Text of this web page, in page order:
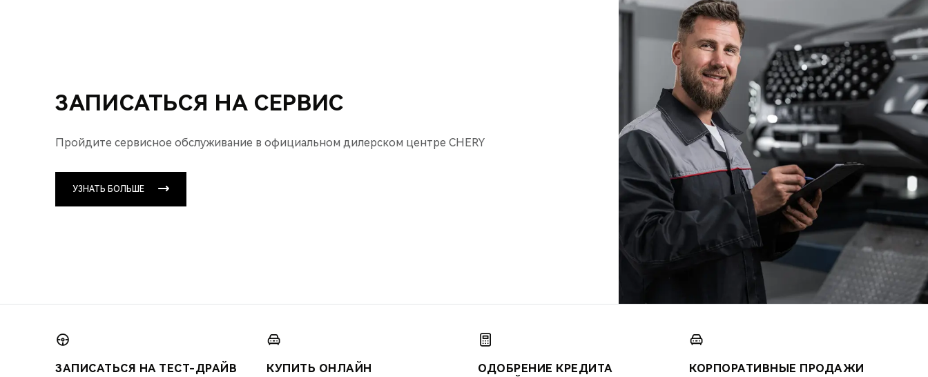
ЗАПИСАТЬСЯ НА СЕРВИС
Пройдите сервисное обслуживание в официальном дилерском центре CHERY
УЗНАТЬ БОЛЬШЕ
ЗАПИСАТЬСЯ НА ТЕСТ-ДРАЙВ КУПИТЬ ОНЛАЙН
ОДОБРЕНИЕ КРЕДИТА
КОРПОРАТИВНЫЕ ПРОДАЖИ